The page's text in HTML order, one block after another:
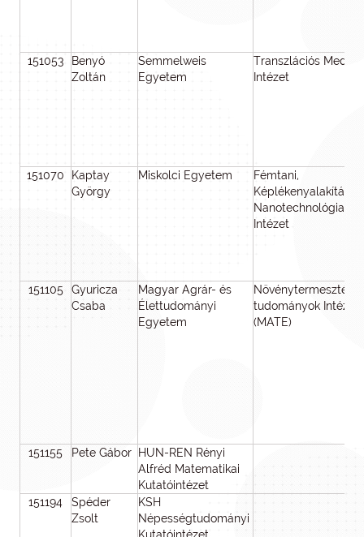
151053
Benyó
Zoltán
Semmelweis
Egyetem
Transzlációs
Intézet
151070
Kaptay
György
Miskolci Egyetem
Fémtani,
Képlékenyalakítási
Nanotechnológiai
Intézet
151105
Gyuricza
Csaba
Magyar Agrár- és
Élettudományi
Egyetem
Növénytermesztési-
tudományok Intézet
(MATE)
151155 Pete Gábor
HUN-REN Rényi
Alfréd Matematikai
Kutatóintézet
151194
Spéder
Zsolt
KSH
Népességtudományi